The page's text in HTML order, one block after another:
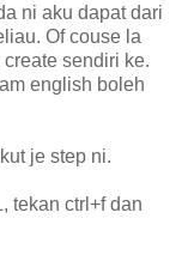
ni aku dapat dari
Of couse la
sendiri ke.
english boleh
je step ni.
tekan ctrl+f dan